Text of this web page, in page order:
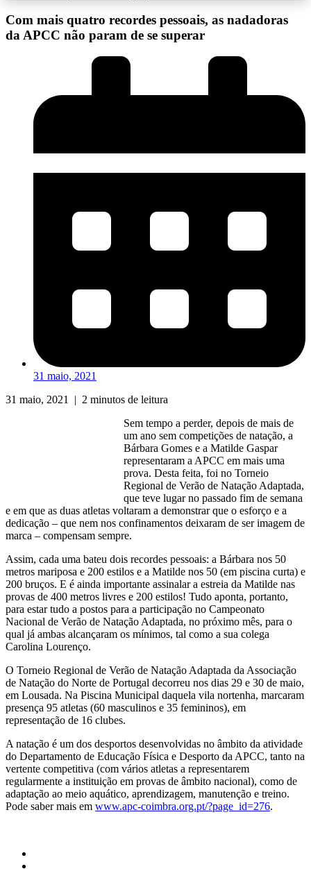
Com mais quatro recordes pessoais, as nadadoras
da APCC não param de se superar
31 maio, 2021
31 maio, 2021
| 2 minutos de leitura
Sem tempo a perder, depois de mais de
um ano sem competições de natação, a
Bárbara Gomes e a Matilde Gaspar
representaram a APCC em mais uma
prova. Desta feita, foi no Torneio
Regional de Verão de Natação Adaptada,
que teve lugar no passado fim de semana
e em que as duas atletas voltaram a demonstrar que o esforço e a
dedicação – que nem nos confinamentos deixaram de ser imagem de
marca – compensam sempre.
Assim, cada uma bateu dois recordes pessoais: a Bárbara nos 50
metros mariposa e 200 estilos e a Matilde nos 50 (em piscina curta) e
200 bruços. E é ainda importante assinalar a estreia da Matilde nas
provas de 400 metros livres e 200 estilos! Tudo aponta, portanto,
para estar tudo a postos para a participação no Campeonato
Nacional de Verão de Natação Adaptada, no próximo mês, para o
qual já ambas alcançaram os mínimos, tal como a sua colega
Carolina Lourenço.
O Torneio Regional de Verão de Natação Adaptada da Associação
de Natação do Norte de Portugal decorreu nos dias 29 e 30 de maio,
em Lousada. Na Piscina Municipal daquela vila nortenha, marcaram
presença 95 atletas (60 masculinos e 35 femininos), em
representação de 16 clubes.
A natação é um dos desportos desenvolvidas no âmbito da atividade
do Departamento de Educação Física e Desporto da APCC, tanto na
vertente competitiva (com vários atletas a representarem
regularmente a instituição em provas de âmbito nacional), como de
adaptação ao meio aquático, aprendizagem, manutenção e treino.
Pode saber mais em www.apc-coimbra.org.pt/?page_id=276.